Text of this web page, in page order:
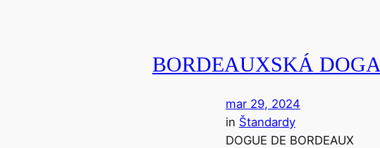
BORDEAUXSKÁ DOGA
mar 29, 2024
in Štandardy
DOGUE DE BORDEAUX